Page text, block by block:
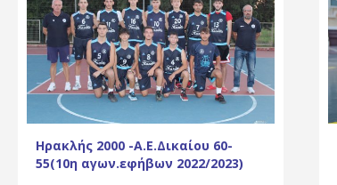
Ηρακλής 2000 -Α.Ε.Δικαίου 60-
55(10η αγων.εφήβων 2022/2023)